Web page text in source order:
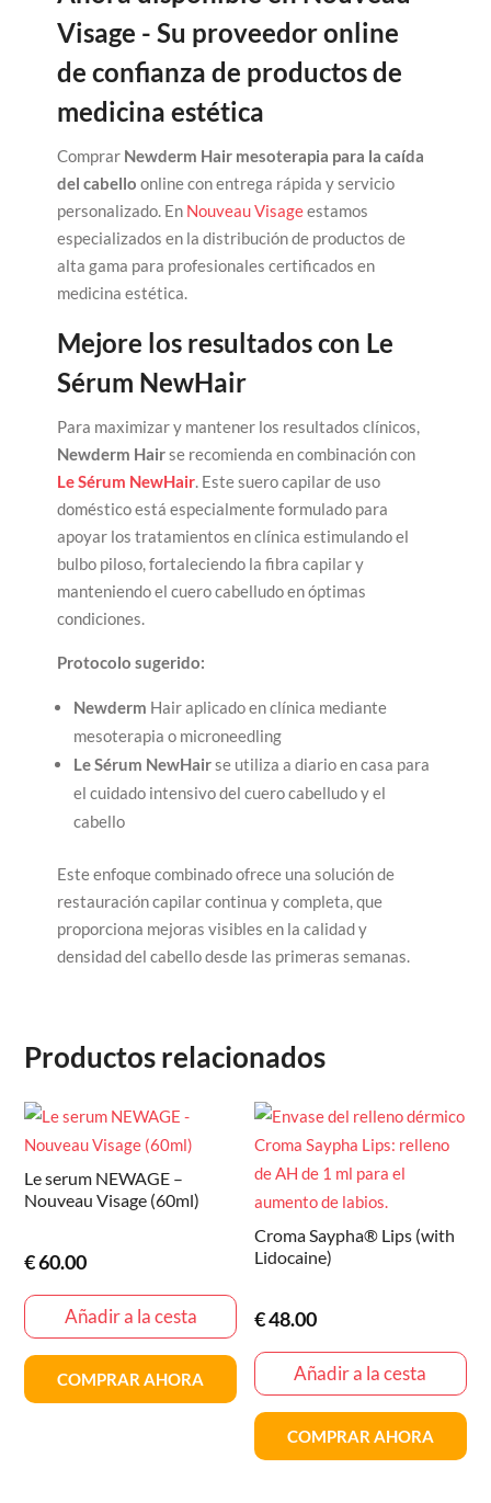
Visage - Su proveedor online
de confianza de productos de
medicina estética
Comprar Newderm Hair mesoterapia para la caída
del cabello online con entrega rápida y servicio
personalizado. En Nouveau Visageestamos
especializados en la distribución de productos de
alta gama para profesionales certificados en
medicina estética.
Mejore los resultados con Le
Sérum NewHair
Para maximizar y mantener los resultados clínicos,
Newderm Hairse recomienda en combinación con
Le Sérum NewHair. Este suero capilar de uso
doméstico está especialmente formulado para
apoyar los tratamientos en clínica estimulando el
bulbo piloso, fortaleciendo la fibra capilar y
manteniendo el cuero cabelludo en óptimas
condiciones.
Protocolo sugerido:
Newderm Hair aplicado en clínica mediante
mesoterapia o microneedling
Le Sérum NewHairse utiliza a diario en casa para
el cuidado intensivo del cuero cabelludo y el
cabello
Este enfoque combinado ofrece una solución de
restauración capilar continua y completa, que
proporciona mejoras visibles en la calidad y
densidad del cabello desde las primeras semanas.
Productos relacionados
Le serum NEWAGE –
Nouveau Visage (60ml)
€60.00
Añadir a la cesta
COMPRAR AHORA
Croma Saypha® Lips (with
Lidocaine)
€48.00
Añadir a la cesta
COMPRAR AHORA